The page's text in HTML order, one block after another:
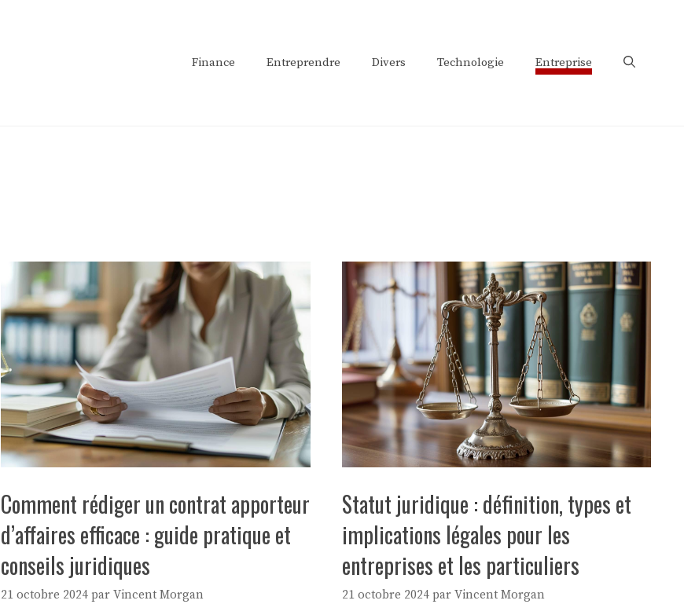
Finance Entreprendre Divers Technologie Entreprise
Comment rédiger un contrat apporteur
d’affaires efficace : guide pratique et
conseils juridiques
21 octobre 2024 parVincent Morgan
Statut juridique : définition, types et
implications légales pour les
entreprises et les particuliers
21 octobre 2024 par Vincent Morgan